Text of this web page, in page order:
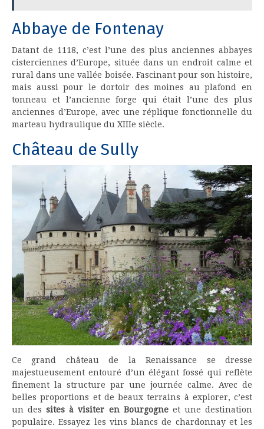
Abbaye de Fontenay
Datant de 1118, c’est l’une des plus anciennes abbayes
cisterciennes d’Europe, située dans un endroit calme et
rural dans une vallée boisée. Fascinant pour son histoire,
mais aussi pour le dortoir des moines au plafond en
tonneau et l’ancienne forge qui était l’une des plus
anciennes d’Europe, avec une réplique fonctionnelle du
marteau hydraulique du XIIIe siècle.
Château de Sully
Ce grand château de la Renaissance se dresse
majestueusement entouré d’un élégant fossé qui reflète
finement la structure par une journée calme. Avec de
belles proportions et de beaux terrains à explorer, c’est
un dessites à visiter en Bourgogneet une destination
populaire. Essayez les vins blancs de chardonnay et les